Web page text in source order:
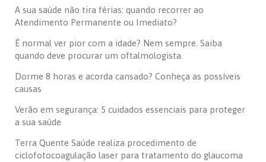
A sua saúde não tira férias: quando recorrer ao
Atendimento Permanente ou Imediato?
É normal ver pior com a idade? Nem sempre. Saiba
quando deve procurar um oftalmologista.
Dorme 8 horas e acorda cansado? Conheça as possíveis
causas
Verão em segurança: 5 cuidados essenciais para proteger
a sua saúde
Terra Quente Saúde realiza procedimento de
ciclofotocoagulação laser para tratamento do glaucoma